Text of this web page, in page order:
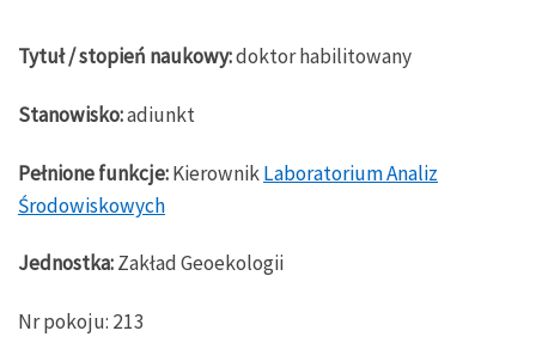
Tytuł / stopień naukowy:doktor habilitowany
Stanowisko:adiunkt
Pełnione funkcje:KierownikLaboratorium Analiz
Środowiskowych
Jednostka:Zakład Geoekologii
Nr pokoju: 213